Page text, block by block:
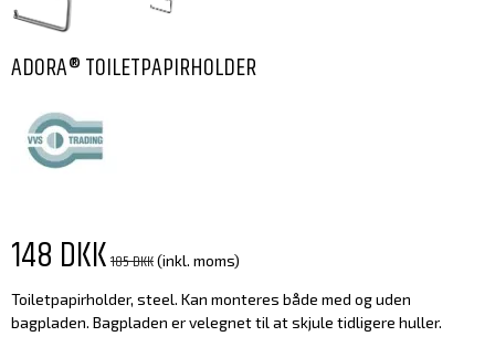
ADORA® TOILETPAPIRHOLDER
148 DKK185 DKK(inkl. moms)
Toiletpapirholder, steel. Kan monteres både med og uden
bagpladen. Bagpladen er velegnet til at skjule tidligere huller.